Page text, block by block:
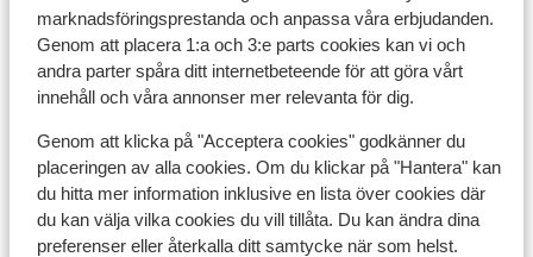
marknadsföringsprestanda och anpassa våra erbjudanden.
Genom att placera 1:a och 3:e parts cookies kan vi och
andra parter spåra ditt internetbeteende för att göra vårt
innehåll och våra annonser mer relevanta för dig.
Genom att klicka på "Acceptera cookies" godkänner du
placeringen av alla cookies. Om du klickar på "Hantera" kan
du hitta mer information inklusive en lista över cookies där
du kan välja vilka cookies du vill tillåta. Du kan ändra dina
preferenser eller återkalla ditt samtycke när som helst.
Hotel Au Chamois d'Or
Hotel Daria-I Nor
Hotel Le Castillan
Village Club du Soleil Oz en Oisans